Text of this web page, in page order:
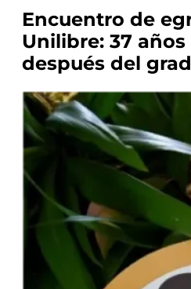
Encuentro de
Unilibre: 37
después del